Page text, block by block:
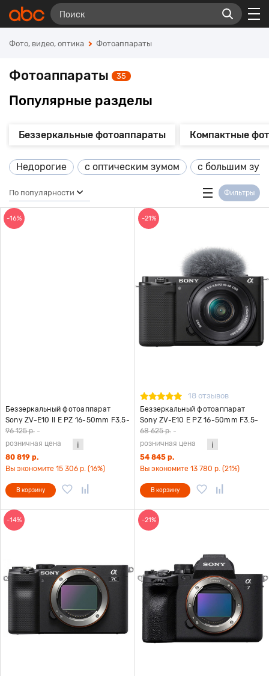
Фото, видео, оптика Фотоаппараты
Фотоаппараты 35
Популярные разделы
Беззеркальные фотоаппараты Компактные
Недорогие с оптическим зумом с большим
По популярности Фильтры
-16%
Беззеркальный фотоаппарат
Sony ZV-E10 II E PZ 16-50mm F3.5-
5.6 OSS II черный
96 125 р. -
розничная цена
80 819 р.
Вы экономите 15 306 р. (16%)
В корзину
-21%
18 отзывов
Беззеркальный фотоаппарат
Sony ZV-E10 E PZ 16-50mm F3.5-
5.6 OSS II черный
68 625 р. -
розничная цена
54 845 р.
Вы экономите 13 780 р. (21%)
В корзину
-14% -21%